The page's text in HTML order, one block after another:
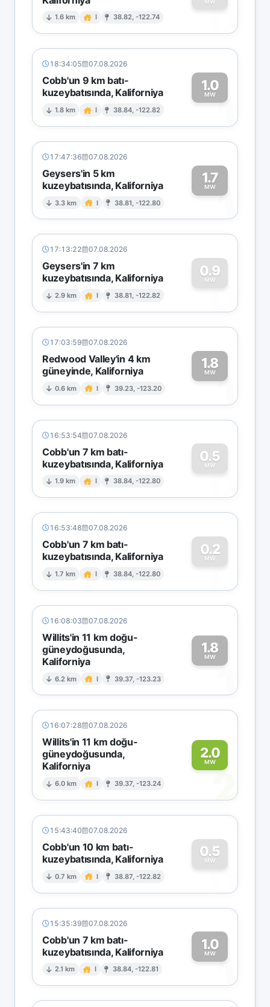
1.6 km I 38.82, -122.74
MW
0
18:34:05 07.08.2026
Cobb'un 9 km batı-
kuzeybatısında, Kaliforniya
1.8 km I 38.84, -122.82
1.0
MW1
17:47:36 07.08.2026
Geysers'in 5 km
kuzeybatısında, Kaliforniya
3.3 km I 38.81, -122.80
1.7
MW1
17:13:22 07.08.2026
Geysers'in 7 km
kuzeybatısında, Kaliforniya
2.9 km I 38.81, -122.82
0.9
MW
0
17:03:59 07.08.2026
Redwood Valley'in 4 km
güneyinde, Kaliforniya
0.6 km I 39.23, -123.20
1.8
MW1
16:53:54 07.08.2026
Cobb'un 7 km batı-
kuzeybatısında, Kaliforniya
1.9 km I 38.84, -122.80
0.5
MW
0
16:53:48 07.08.2026
Cobb'un 7 km batı-
kuzeybatısında, Kaliforniya
1.7 km I 38.84, -122.80
0.2
MW
0
16:08:03 07.08.2026
Willits'in 11 km doğu-
güneydoğusunda,
Kaliforniya
6.2 km I 39.37, -123.23
1.8
MW
1
16:07:28 07.08.2026
Willits'in 11 km doğu-
güneydoğusunda,
Kaliforniya
6.0 km I 39.37, -123.24
2.0
MW
2
15:43:40 07.08.2026
Cobb'un 10 km batı-
kuzeybatısında, Kaliforniya
0.7 km I 38.87, -122.82
0.5
MW
0
15:35:39 07.08.2026
Cobb'un 7 km batı-
kuzeybatısında, Kaliforniya
2.1 km I 38.84, -122.81
1.0
MW1